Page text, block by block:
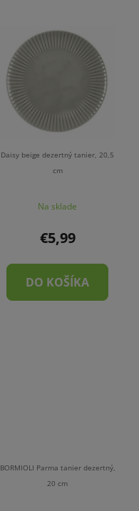
Daisy beige dezertný tanier, 20,5
cm
Na sklade
€5,99
DO KOŠÍKA
BORMIOLI Parma tanier dezertný,
20 cm